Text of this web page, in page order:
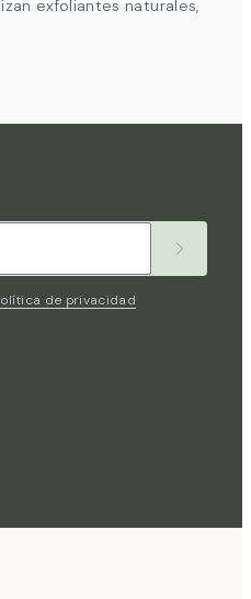
exfoliantes naturales,
de privacidad